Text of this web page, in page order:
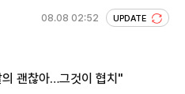
08.08 02:52 UPDATE
괜찮아…그것이 협치"